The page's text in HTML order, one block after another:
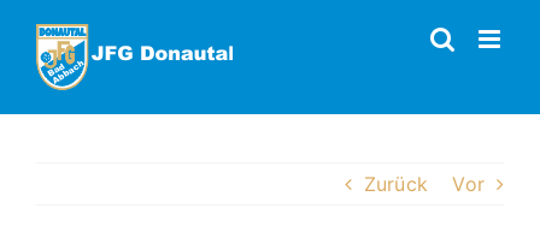
Inhalt
springen
Zurück Vor